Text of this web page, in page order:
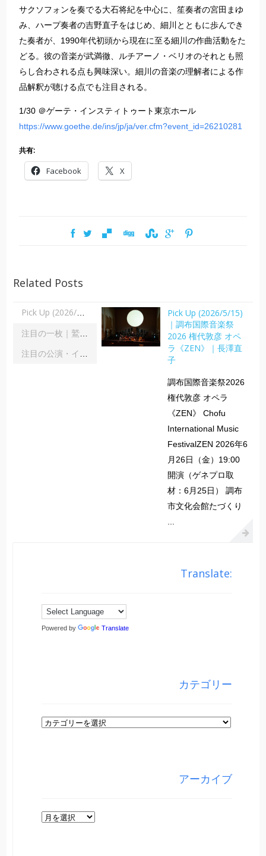
サクソフォンを奏でる大石将紀を中心に、笙奏者の宮田まゆ
み、ハープ奏者の吉野直子をはじめ、細川とともに歩んでき
た奏者が、1990年代初頭から現在に至る細川の作曲活動をた
どる。彼の音楽が武満徹、ルチアーノ・ベリオのそれとも照
らし合わされる点も興味深い。細川の音楽の理解者による作
品解釈が聴ける点でも注目される。
1/30 ＠ゲーテ・インスティトゥート東京ホール
https://www.goethe.de/ins/jp/ja/ver.cfm?event_id=26210281
共有:
Facebook X
Related Posts
Pick Up (2026/5/15)｜調布国際音楽祭2026 権代敦彦 オペラ《ZEN》｜長澤直子
注目の一枚｜鷲宮美幸「舞踊の彼方へ」｜齋藤俊夫
Pick Up (2026/5/15)
｜調布国際音楽祭
2026 権代敦彦 オペ
ラ《ZEN》｜長澤直
子
調布国際音楽祭2026
権代敦彦 オペラ
《ZEN》 Chofu
International Music
FestivalZEN 2026年6
月26日（金）19:00
開演（ゲネプロ取
材：6月25日） 調布
市文化会館たづくり
...
Translate:
Powered by Translate
カテゴリー
カ
アーカイブ
ア